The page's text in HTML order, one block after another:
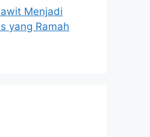
Menjadi
yang Ramah